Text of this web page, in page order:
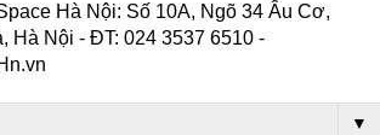
Hà Nội: Số 10A, Ngõ 34 Âu Cơ,
Hà Nội - ĐT: 024 3537 6510 -
▼